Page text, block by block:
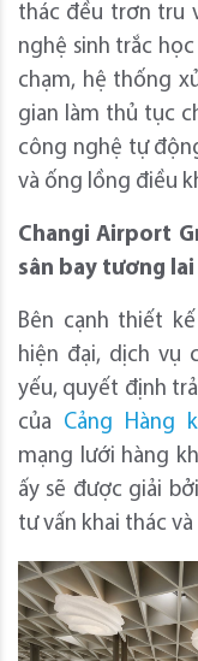
thác đều trơn tru
nghệ sinh trắc
chạm, hệ thống
gian làm thủ tục
công nghệ tự
và ống lồng điều
Changi Airport
sân bay tương lai
Bên cạnh thiết
hiện đại, dịch vụ
yếu, quyết định
của Cảng Hàng
mạng lưới hàng
ấy sẽ được giải
tư vấn khai thác và